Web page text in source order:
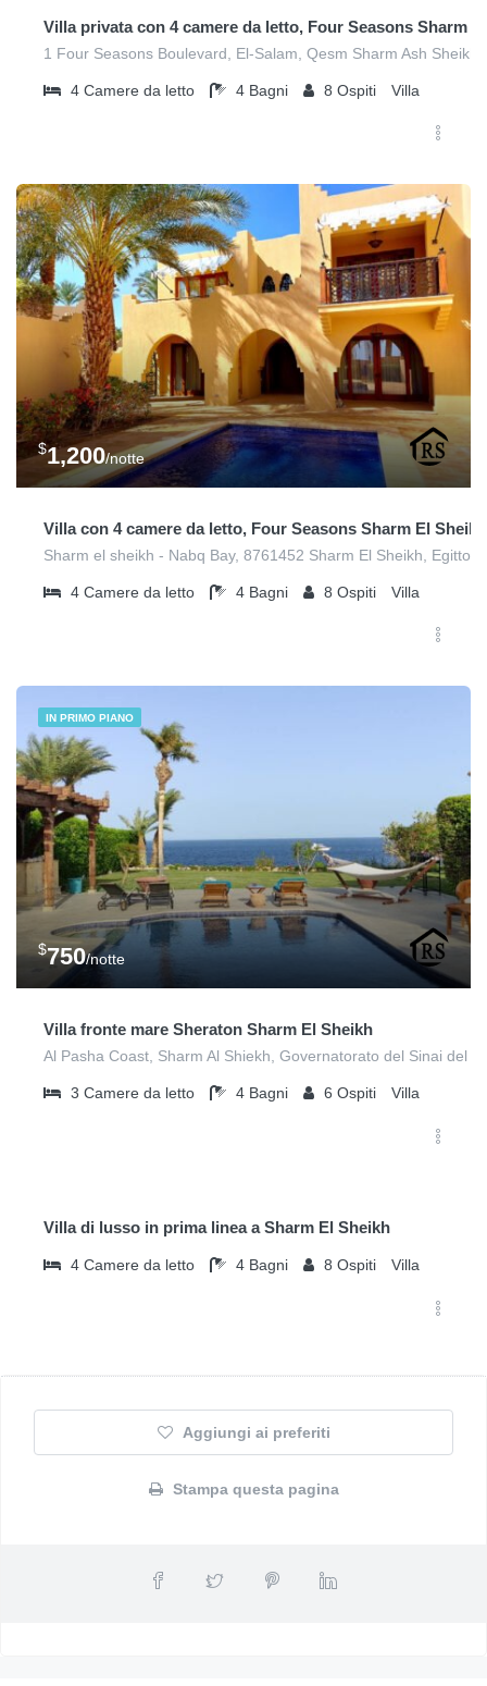
Villa privata con 4 camere da letto, Four Seasons Sharm
1 Four Seasons Boulevard, El-Salam, Qesm Sharm Ash Sheikh
4 Camere da letto 4 Bagni 8 Ospiti Villa
$1,200/notte
Villa con 4 camere da letto, Four Seasons Sharm El Sheikh
Sharm el sheikh - Nabq Bay, 8761452 Sharm El Sheikh, Egitto
4 Camere da letto 4 Bagni 8 Ospiti Villa
IN PRIMO PIANO
$750/notte
Villa fronte mare Sheraton Sharm El Sheikh
Al Pasha Coast, Sharm Al Shiekh, Governatorato del Sinai del
3 Camere da letto 4 Bagni 6 Ospiti Villa
Villa di lusso in prima linea a Sharm El Sheikh
4 Camere da letto 4 Bagni 8 Ospiti Villa
Aggiungi ai preferiti
Stampa questa pagina